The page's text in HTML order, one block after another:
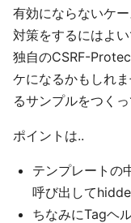
有効にならないケ
対策をするにはよ
独自のCSRF-
ケになるかもしれ
るサンプルをつくっ
ポイントは..
テンプレートの
呼び出して
ちなみにTagヘ